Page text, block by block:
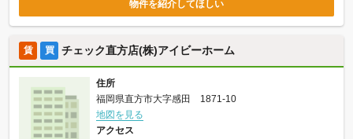
物件を紹介してほしい
賃 買 チェック直方店(株)アイビーホーム
住所
福岡県直方市大字感田 1871-10
地図を見る
アクセス